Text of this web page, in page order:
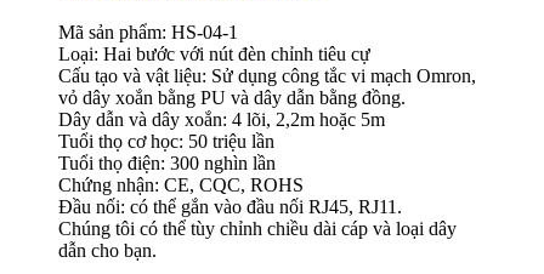
Mã sản phẩm: HS-04-1
Loại: Hai bước với nút đèn chỉnh tiêu cự
Cấu tạo và vật liệu: Sử dụng công tắc vi mạch Omron,
vỏ dây xoắn bằng PU và dây dẫn bằng đồng.
Dây dẫn và dây xoắn: 4 lõi, 2,2m hoặc 5m
Tuổi thọ cơ học: 50 triệu lần
Tuổi thọ điện: 300 nghìn lần
Chứng nhận: CE, CQC, ROHS
Đầu nối: có thể gắn vào đầu nối RJ45, RJ11.
Chúng tôi có thể tùy chỉnh chiều dài cáp và loại dây
dẫn cho bạn.